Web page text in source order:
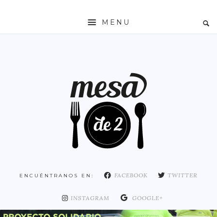
MENU
COMUNIDAD DE MADRID
DISTRITO ARGANZUELA
DISTRITO CHAMARTÍN
ENCUÉNTRANOS EN: FACEBOOK TWITTER
INSTAGRAM GOOGLE+